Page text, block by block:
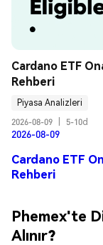
Cardano ETF
Rehberi
Piyasa Analizleri
2026-08-09
5-10d
2026-08-09
Cardano ETF
Rehberi
Phemex'te
Alınır?